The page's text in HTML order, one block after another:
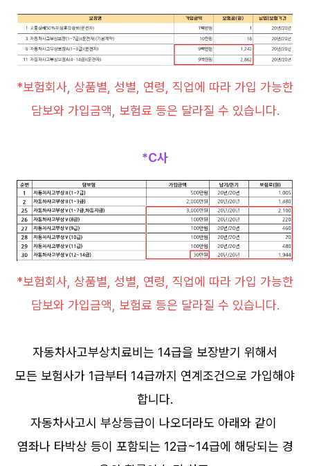
*보험회사, 상품별, 성별, 연령, 직업에 따라 가입 가능한
담보와 가입금액, 보험료 등은 달라질 수 있습니다.
*C사
*보험회사, 상품별, 성별, 연령, 직업에 따라 가입 가능한
담보와 가입금액, 보험료 등은 달라질 수 있습니다.
자동차사고부상치료비는 14급을 보장받기 위해서
모든 보험사가 1급부터 14급까지 연계조건으로 가입해야
합니다.
자동차사고시 부상등급이 나오더라도 아래와 같이
염좌나 타박상 등이 포함되는 12급~14급에 해당되는 경